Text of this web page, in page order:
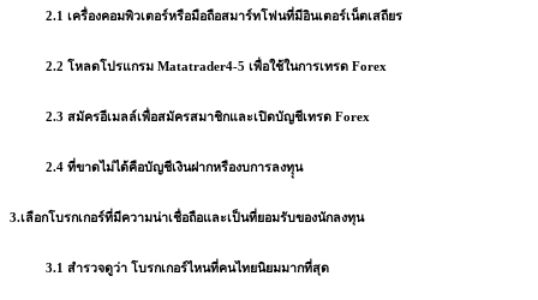
2.1 เครื่องคอมพิวเตอร์หรือมือถือสมาร์ทโฟนที่มีอินเตอร์เน็ตเสถียร
2.2 โหลดโปรแกรม Matatrader4-5 เพื่อใช้ในการเทรด Forex
2.3 สมัครอีเมลล์เพื่อสมัครสมาชิกและเปิดบัญชีเทรด Forex
2.4 ที่ขาดไม่ได้คือบัญชีเงินฝากหรืองบการลงทุุน
3.เลือกโบรกเกอร์ที่มีความน่าเชื่อถือและเป็นที่ยอมรับของนักลงทุน
3.1 สำรวจดูว่า โบรกเกอร์ไหนที่คนไทยนิยมมากที่สุด